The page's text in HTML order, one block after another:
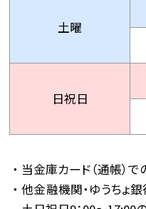
土曜
日祝日
当金庫カード（通帳）
他金融機関・ゆうちょ銀